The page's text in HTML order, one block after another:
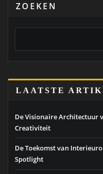
ZOEKEN
LAATSTE
De Visionaire Architectuur
Creativiteit
De Toekomst van
Spotlight